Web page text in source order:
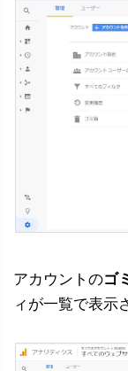
アカウントのゴ
ィが一覧で表示